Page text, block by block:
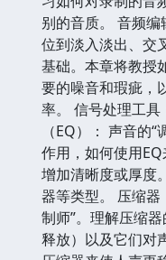
别的音质。 音频
位到淡入淡出、交
基础。本章将教授
要的噪音和瑕疵，
率。 信号处理工
（EQ）： 声音的
作用，如何使用EQ
增加清晰度或厚度
器等类型。 压缩
制师”。理解压缩
释放）以及它们对